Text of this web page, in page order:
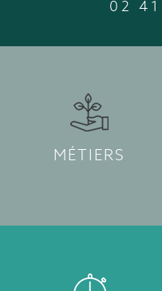
02
MÉTIERS